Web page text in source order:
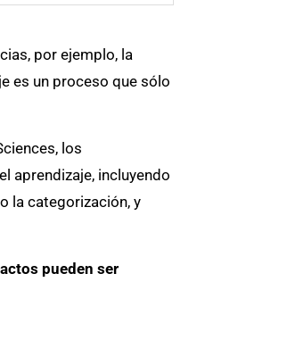
por ejemplo, la
es un proceso que sólo
los
aprendizaje, incluyendo
la categorización, y
pueden ser